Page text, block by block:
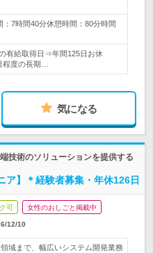
7時間40分休憩時間：80分時間
有給取得日⇒年間125日お休
度の長期…
気になる
技術のソリューションを提供する
ア】＊経験者募集・年休126日
可 女性のおしごと掲載中
12/10
域まで、幅広いシステム開発業務